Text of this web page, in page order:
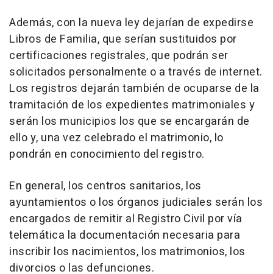
Además, con la nueva ley dejarían de expedirse
Libros de Familia, que serían sustituidos por
certificaciones registrales, que podrán ser
solicitados personalmente o a través de internet.
Los registros dejarán también de ocuparse de la
tramitación de los expedientes matrimoniales y
serán los municipios los que se encargarán de
ello y, una vez celebrado el matrimonio, lo
pondrán en conocimiento del registro.
En general, los centros sanitarios, los
ayuntamientos o los órganos judiciales serán los
encargados de remitir al Registro Civil por vía
telemática la documentación necesaria para
inscribir los nacimientos, los matrimonios, los
divorcios o las defunciones.